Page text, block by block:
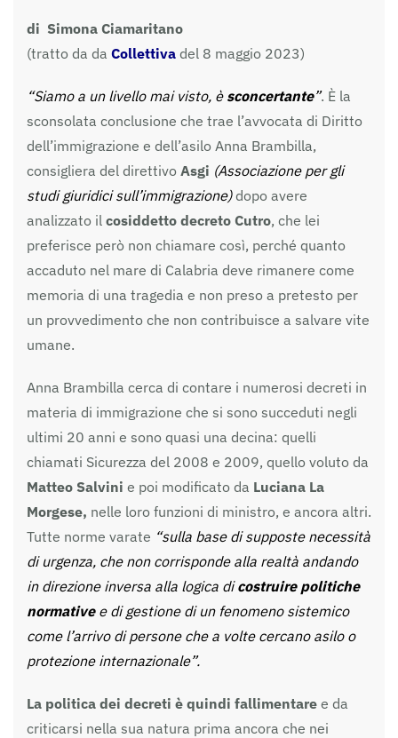
di Simona Ciamaritano
(tratto da da Collettiva del 8 maggio 2023)
“Siamo a un livello mai visto, è sconcertante”. È la
sconsolata conclusione che trae l’avvocata di Diritto
dell’immigrazione e dell’asilo Anna Brambilla,
consigliera del direttivo Asgi (Associazione per gli
studi giuridici sull’immigrazione)dopo avere
analizzato il cosiddetto decreto Cutro, che lei
preferisce però non chiamare così, perché quanto
accaduto nel mare di Calabria deve rimanere come
memoria di una tragedia e non preso a pretesto per
un provvedimento che non contribuisce a salvare vite
umane.
Anna Brambilla cerca di contare i numerosi decreti in
materia di immigrazione che si sono succeduti negli
ultimi 20 anni e sono quasi una decina: quelli
chiamati Sicurezza del 2008 e 2009, quello voluto da
Matteo Salvini e poi modificato da Luciana La
Morgese, nelle loro funzioni di ministro, e ancora altri.
Tutte norme varate “sulla base di supposte necessità
di urgenza, che non corrisponde alla realtà andando
in direzione inversa alla logica dicostruire politiche
normative e di gestione di un fenomeno sistemico
come l’arrivo di persone che a volte cercano asilo o
protezione internazionale”.
La politica dei decreti è quindi fallimentare e da
criticarsi nella sua natura prima ancora che nei